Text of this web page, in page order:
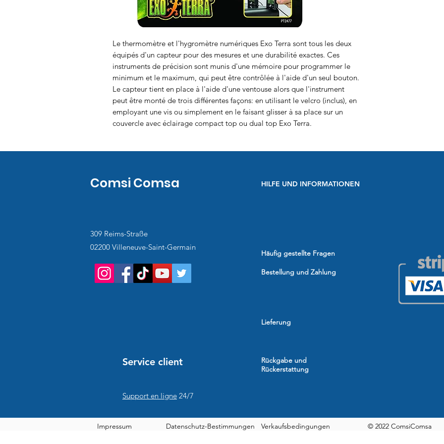
Le thermomètre et l'hygromètre numériques Exo Terra sont tous les deux
équipés d'un capteur pour des mesures et une durabilité exactes. Ces
instruments de précision sont munis d'une mémoire pour programmer le
minimum et le maximum, qui peut être contrôlée à l'aide d'un seul bouton.
Le capteur tient en place à l'aide d'une ventouse alors que l'instrument
peut être monté de trois différentes façons: en utilisant le velcro (inclus), en
employant une vis ou simplement en le faisant glisser à sa place sur un
couvercle avec éclairage compact top ou dual top Exo Terra.
Comsi Comsa HILFE UND INFORMATIONEN
309 Reims-Straße
02200 Villeneuve-Saint-Germain
Häufig gestellte Fragen
Bestellung und Zahlung
Lieferung
Service client
Rückgabe und
Rückerstattung
Support en ligne 24/7
Impressum Datenschutz-Bestimmungen Verkaufsbedingungen © 2022 ComsiComsa